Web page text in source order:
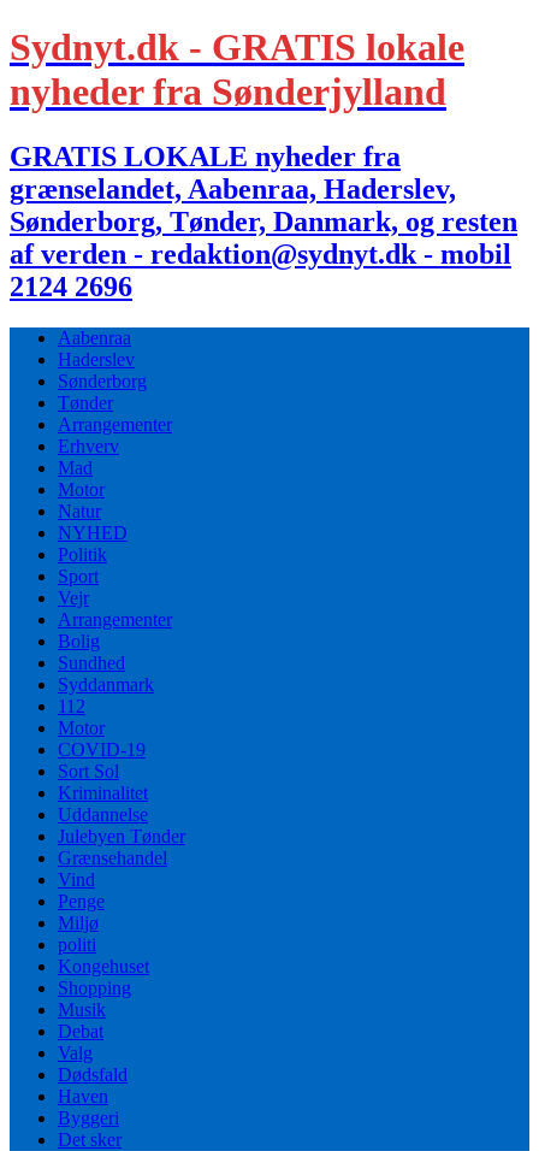
Sydnyt.dk - GRATIS lokale
nyheder fra Sønderjylland
GRATIS LOKALE nyheder fra
grænselandet, Aabenraa, Haderslev,
Sønderborg, Tønder, Danmark, og resten
af verden - redaktion@sydnyt.dk - mobil
2124 2696
Aabenraa
Haderslev
Sønderborg
Tønder
Arrangementer
Erhverv
Mad
Motor
Natur
NYHED
Politik
Sport
Vejr
Arrangementer
Bolig
Sundhed
Syddanmark
112
Motor
COVID-19
Sort Sol
Kriminalitet
Uddannelse
Julebyen Tønder
Grænsehandel
Vind
Penge
Miljø
politi
Kongehuset
Shopping
Musik
Debat
Valg
Dødsfald
Haven
Byggeri
Det sker